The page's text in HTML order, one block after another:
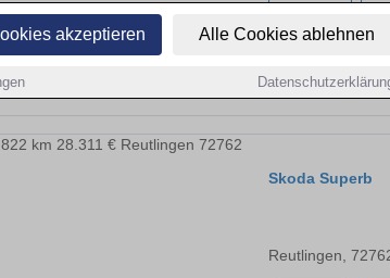
akzeptieren Alle Cookies ablehnen
Skoda Superb
Reutlingen,